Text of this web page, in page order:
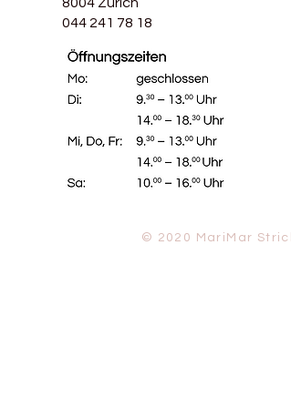
044 241 78 18
© 2020 MariMar